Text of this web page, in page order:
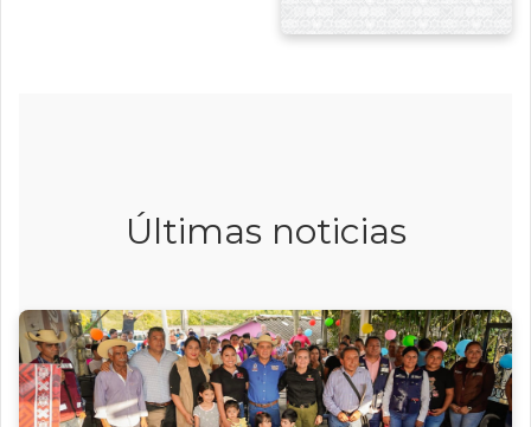
Últimas noticias